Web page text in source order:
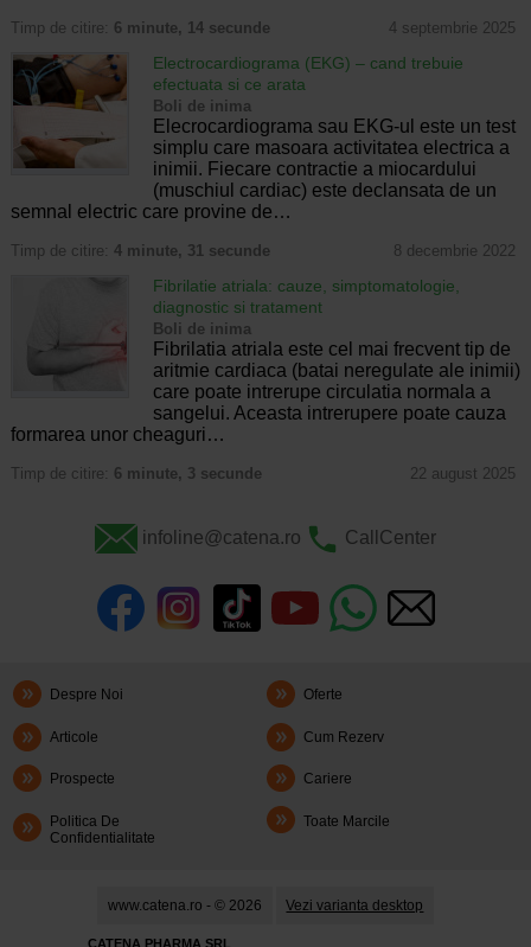
Timp de citire: 6 minute, 14 secunde 4 septembrie 2025
Electrocardiograma (EKG) – cand trebuie
efectuata si ce arata
Boli de inima
Elecrocardiograma sau EKG-ul este un test
simplu care masoara activitatea electrica a
inimii. Fiecare contractie a miocardului
(muschiul cardiac) este declansata de un
semnal electric care provine de…
Timp de citire: 4 minute, 31 secunde 8 decembrie 2022
Fibrilatie atriala: cauze, simptomatologie,
diagnostic si tratament
Boli de inima
Fibrilatia atriala este cel mai frecvent tip de
aritmie cardiaca (batai neregulate ale inimii)
care poate intrerupe circulatia normala a
sangelui. Aceasta intrerupere poate cauza
formarea unor cheaguri…
Timp de citire: 6 minute, 3 secunde 22 august 2025
infoline@catena.ro CallCenter
Despre Noi Oferte
Articole Cum Rezerv
Prospecte Cariere
Politica De
Confidentialitate
Toate Marcile
www.catena.ro - © 2026 Vezi varianta desktop
CATENA PHARMA SRL